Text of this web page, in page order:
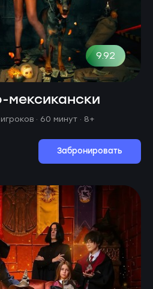
9.92
мексикански
· 60 минут · 8+
Забронировать